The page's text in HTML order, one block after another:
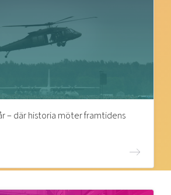
– där historia möter framtidens